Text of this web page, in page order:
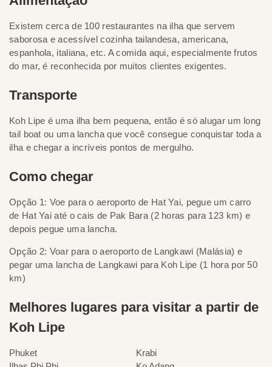
Existem cerca de 100 restaurantes na ilha que servem
saborosa e acessível cozinha tailandesa, americana,
espanhola, italiana, etc. A comida aqui, especialmente frutos
do mar, é reconhecida por muitos clientes exigentes.
Transporte
Koh Lipe é uma ilha bem pequena, então é só alugar um long
tail boat ou uma lancha que você consegue conquistar toda a
ilha e chegar a incríveis pontos de mergulho.
Como chegar
Opção 1: Voe para o aeroporto de Hat Yai, pegue um carro
de Hat Yai até o cais de Pak Bara (2 horas para 123 km) e
depois pegue uma lancha.
Opção 2: Voar para o aeroporto de Langkawi (Malásia) e
pegar uma lancha de Langkawi para Koh Lipe (1 hora por 50
km)
Melhores lugares para visitar a partir de
Koh Lipe
Phuket
Krabi